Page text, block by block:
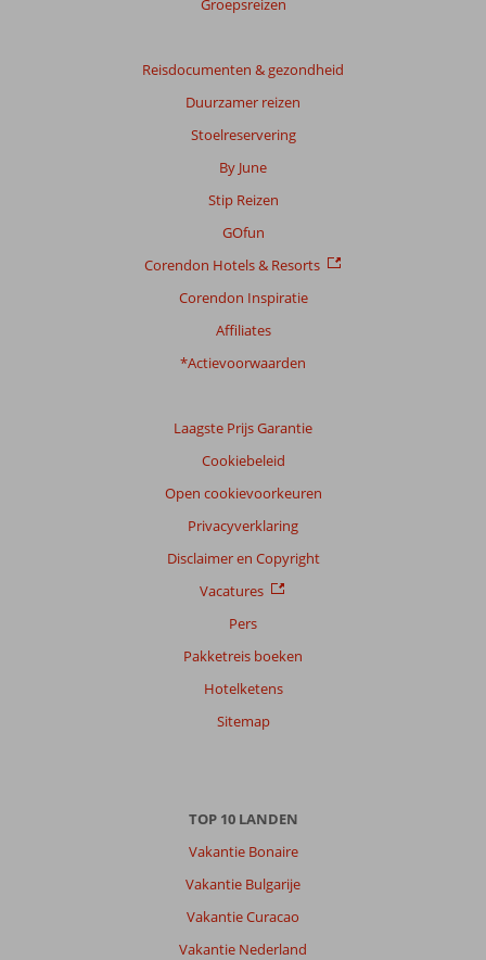
Reisdocumenten & gezondheid
Duurzamer reizen
Stoelreservering
By June
Stip Reizen
GOfun
Corendon Hotels & Resorts
Corendon Inspiratie
Affiliates
*Actievoorwaarden
Laagste Prijs Garantie
Cookiebeleid
Open cookievoorkeuren
Privacyverklaring
Disclaimer en Copyright
Vacatures
Pers
Pakketreis boeken
Hotelketens
Sitemap
TOP 10 LANDEN
Vakantie Bonaire
Vakantie Bulgarije
Vakantie Curacao
Vakantie Nederland